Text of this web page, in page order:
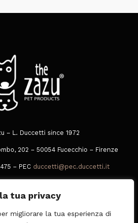
tua privacy
migliorare la tua esperienza di
– L. Duccetti since 1972
202 – 50054 Fucecchio – Firenze
– PEC duccetti@pec.duccetti.it